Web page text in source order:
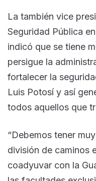
La también vice
Seguridad Pública
indicó que se tiene
persigue la
fortalecer la
Luis Potosí y así
todos aquellos que
“Debemos tener
división de caminos
coadyuvar con la